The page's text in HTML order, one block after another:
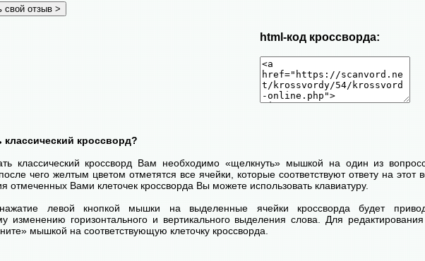
html-код кроссворда:
классический кроссворд?
классический кроссворд Вам необходимо «щелкнуть» мышкой на один из
чего желтым цветом отметятся все ячейки, которые соответствуют ответу на этот
отмеченных Вами клеточек кроссворда Вы можете использовать клавиатуру.
левой кнопкой мышки на выделенные ячейки кроссворда будет
изменению горизонтального и вертикального выделения слова. Для
мышкой на соответствующую клеточку кроссворда.